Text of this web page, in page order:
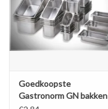
Goedkoopste
Gastronorm GN bakken